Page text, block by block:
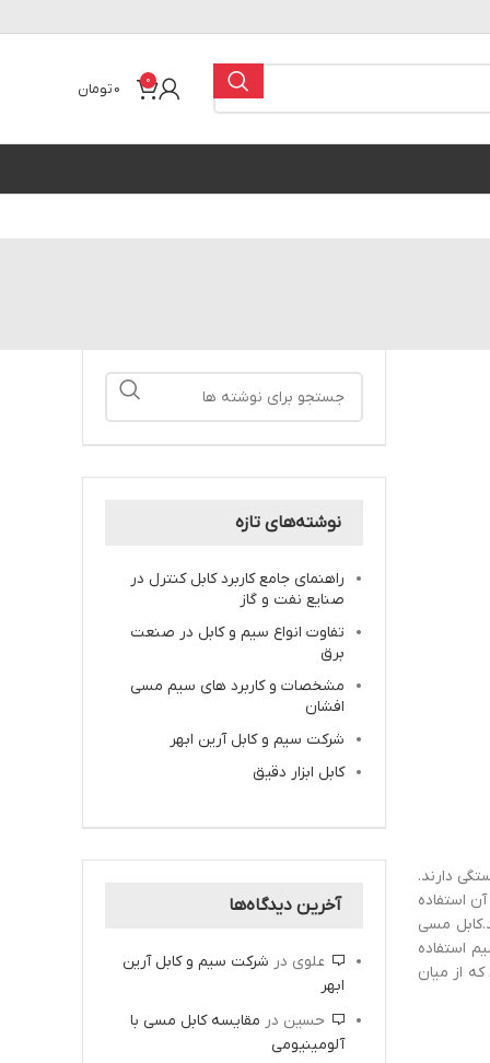
0
0تومان
دارند.
استفاده
مسی
استفاده
از میان
نوشته‌های تازه
راهنمای جامع کاربرد کابل کنترل در
صنایع نفت و گاز
تفاوت انواع سیم و کابل در صنعت
برق
مشخصات و کاربرد های سیم مسی
افشان
شرکت سیم و کابل آرین ابهر
کابل ابزار دقیق
آخرین دیدگاه‌ها
علوی در شرکت سیم و کابل آرین
ابهر
حسین در مقایسه کابل مسی با
آلومینیومی